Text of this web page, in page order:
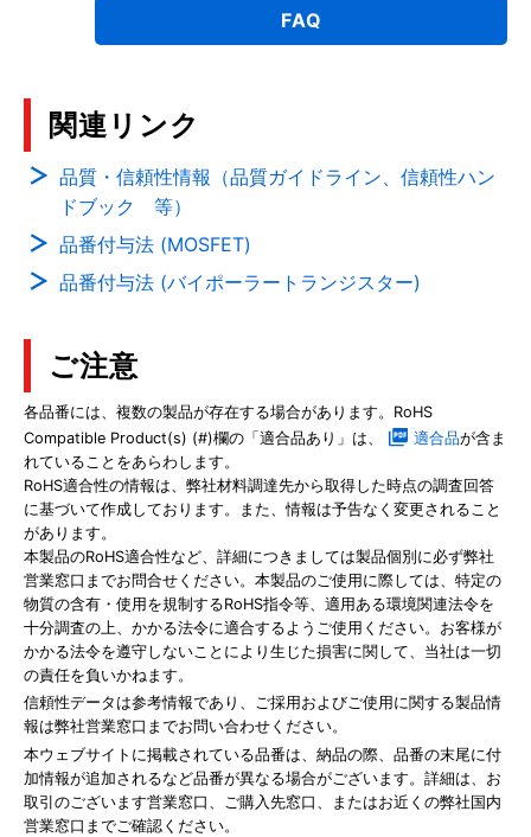
FAQ
関連リンク
品質・信頼性情報（品質ガイドライン、信頼性ハン
ドブック 等）
品番付与法 (MOSFET)
品番付与法 (バイポーラートランジスター)
ご注意
各品番には、複数の製品が存在する場合があります。RoHS
Compatible Product(s) (#)欄の「適合品あり」は、
適合品が含ま
れていることをあらわします。
RoHS適合性の情報は、弊社材料調達先から取得した時点の調査回答
に基づいて作成しております。また、情報は予告なく変更されること
があります。
本製品のRoHS適合性など、詳細につきましては製品個別に必ず弊社
営業窓口までお問合せください。本製品のご使用に際しては、特定の
物質の含有・使用を規制するRoHS指令等、適用ある環境関連法令を
十分調査の上、かかる法令に適合するようご使用ください。お客様が
かかる法令を遵守しないことにより生じた損害に関して、当社は一切
の責任を負いかねます。
信頼性データは参考情報であり、ご採用およびご使用に関する製品情
報は弊社営業窓口までお問い合わせください。
本ウェブサイトに掲載されている品番は、納品の際、品番の末尾に付
加情報が追加されるなど品番が異なる場合がございます。詳細は、お
取引のございます営業窓口、ご購入先窓口、またはお近くの弊社国内
営業窓口までご確認ください。